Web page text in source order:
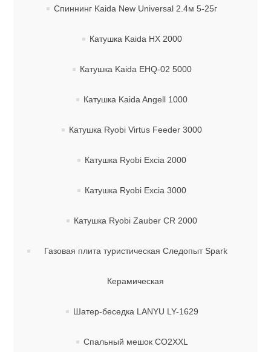
Спиннинг Kaida New Universal 2.4м 5-25г
Катушка Kaida HX 2000
Катушка Kaida EHQ-02 5000
Катушка Kaida Angell 1000
Катушка Ryobi Virtus Feeder 3000
Катушка Ryobi Excia 2000
Катушка Ryobi Excia 3000
Катушка Ryobi Zauber CR 2000
Газовая плита туристическая Следопыт Spark
Керамическая
Шатер-беседка LANYU LY-1629
Спальный мешок СО2XXL